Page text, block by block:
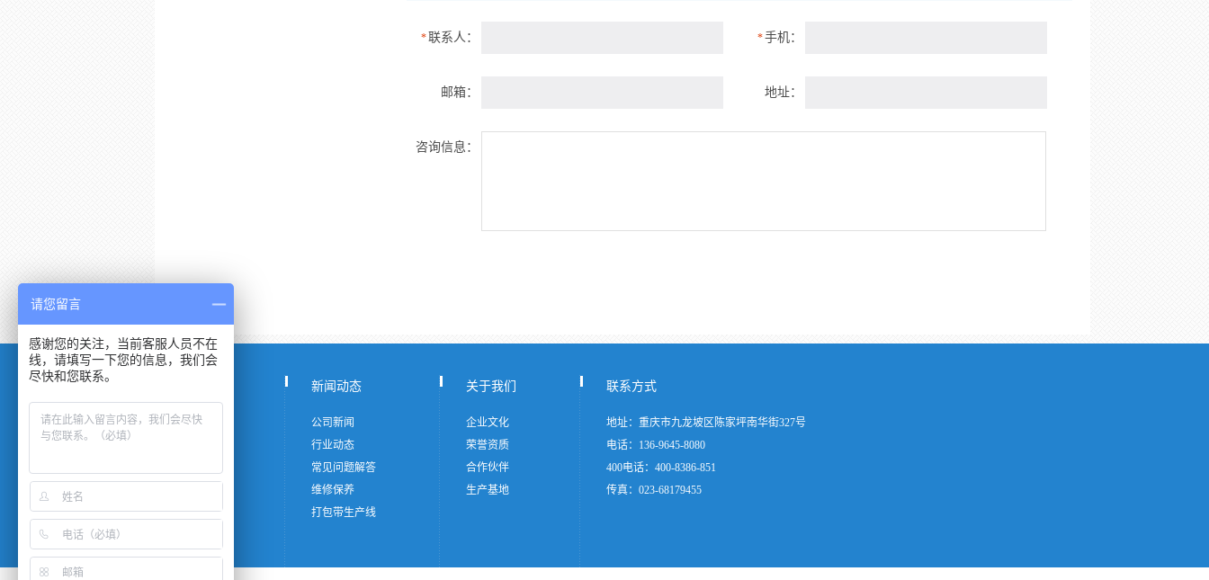
*联系人： *手机：
邮箱： 地址：
咨询信息：
PP打包带
透明打包带
新闻动态
公司新闻
行业动态
常见问题解答
维修保养
打包带生产线
关于我们
企业文化
荣誉资质
合作伙伴
生产基地
联系方式
地址：重庆市九龙坡区陈家坪南华街327号
电话：136-9645-8080
400电话：400-8386-851
传真：023-68179455
请您留言
感谢您的关注，当前客服人员不在
线，请填写一下您的信息，我们会
尽快和您联系。